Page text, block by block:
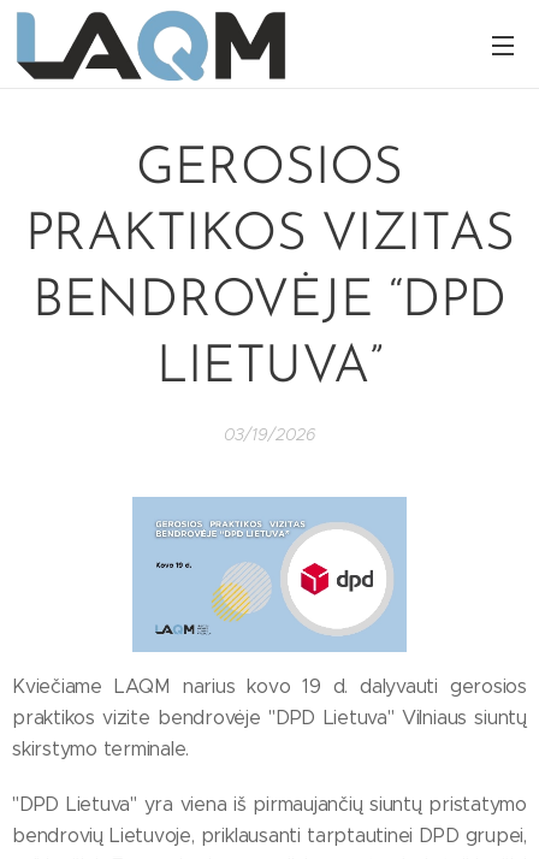
GEROSIOS
PRAKTIKOS VIZITAS
BENDROVĖJE “DPD
LIETUVA”
03/19/2026
Kviečiame LAQM narius kovo 19 d. dalyvauti gerosios
praktikos vizite bendrovėje "DPD Lietuva" Vilniaus siuntų
skirstymo terminale.
"DPD Lietuva" yra viena iš pirmaujančių siuntų pristatymo
bendrovių Lietuvoje, priklausanti tarptautinei DPD grupei,